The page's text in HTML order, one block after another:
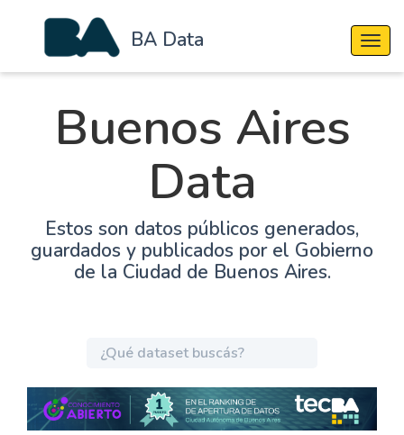
BA Data
Buenos Aires
Data
Estos son datos públicos generados,
guardados y publicados por el Gobierno
de la Ciudad de Buenos Aires.